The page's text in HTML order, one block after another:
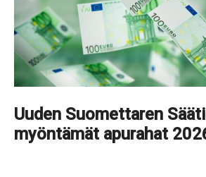
Uuden Suomettaren
myöntämät apurahat